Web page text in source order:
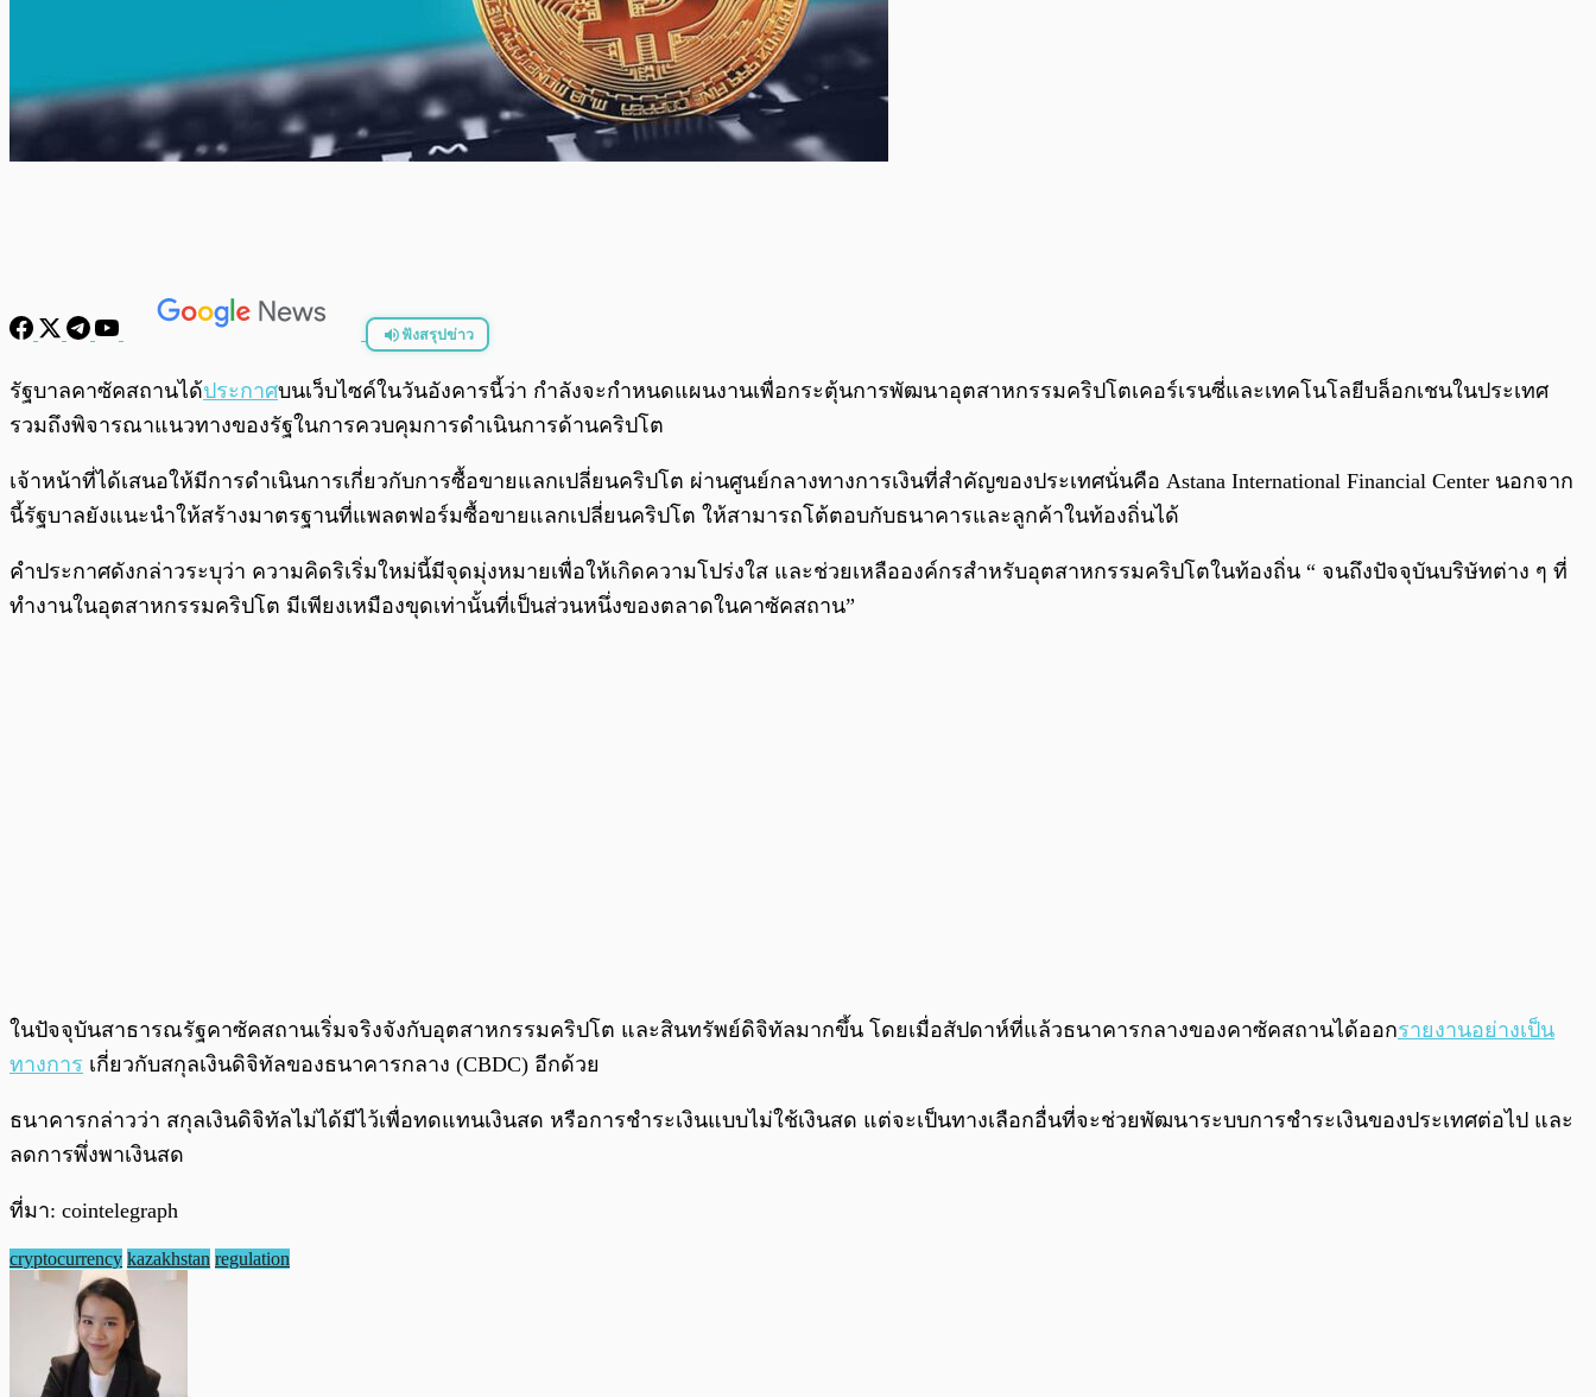
ฟังสรุปข่าว
พร้อมเล่น 0:00/ 0:00
รัฐบาลคาซัคสถานได้ประกาศบนเว็บไซค์ในวันอังคารนี้ว่า กำลังจะกำหนดแผนงานเพื่อกระตุ้นการพัฒนาอุตสาหกรรมคริปโตเคอร์เรนซี่และเทคโนโลยีบล็อกเชนในประเทศ
รวมถึงพิจารณาแนวทางของรัฐในการควบคุมการดำเนินการด้านคริปโต
เจ้าหน้าที่ได้เสนอให้มีการดำเนินการเกี่ยวกับการซื้อขายแลกเปลี่ยนคริปโต ผ่านศูนย์กลางทางการเงินที่สำคัญของประเทศนั่นคือ Astana International Financial Center นอกจาก
นี้รัฐบาลยังแนะนำให้สร้างมาตรฐานที่แพลตฟอร์มซื้อขายแลกเปลี่ยนคริปโต ให้สามารถโต้ตอบกับธนาคารและลูกค้าในท้องถิ่นได้
คำประกาศดังกล่าวระบุว่า ความคิดริเริ่มใหม่นี้มีจุดมุ่งหมายเพื่อให้เกิดความโปร่งใส และช่วยเหลือองค์กรสำหรับอุตสาหกรรมคริปโตในท้องถิ่น “ จนถึงปัจจุบันบริษัทต่าง ๆ ที่
ทำงานในอุตสาหกรรมคริปโต มีเพียงเหมืองขุดเท่านั้นที่เป็นส่วนหนึ่งของตลาดในคาซัคสถาน”
ในปัจจุบันสาธารณรัฐคาซัคสถานเริ่มจริงจังกับอุตสาหกรรมคริปโต และสินทรัพย์ดิจิทัลมากขึ้น โดยเมื่อสัปดาห์ที่แล้วธนาคารกลางของคาซัคสถานได้ออกรายงานอย่างเป็น
ทางการ เกี่ยวกับสกุลเงินดิจิทัลของธนาคารกลาง (CBDC) อีกด้วย
ธนาคารกล่าวว่า สกุลเงินดิจิทัลไม่ได้มีไว้เพื่อทดแทนเงินสด หรือการชำระเงินแบบไม่ใช้เงินสด แต่จะเป็นทางเลือกอื่นที่จะช่วยพัฒนาระบบการชำระเงินของประเทศต่อไป และ
ลดการพึ่งพาเงินสด
ที่มา: cointelegraph
cryptocurrency kazakhstan regulation